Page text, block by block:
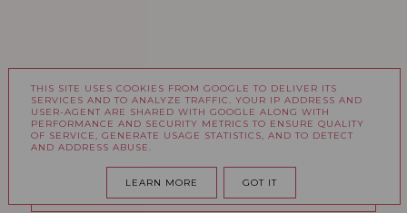
ARCHIWUM
THIS SITE USES COOKIES FROM GOOGLE TO DELIVER ITS
SERVICES AND TO ANALYZE TRAFFIC. YOUR IP ADDRESS AND
USER-AGENT ARE SHARED WITH GOOGLE ALONG WITH
PERFORMANCE AND SECURITY METRICS TO ENSURE QUALITY
OF SERVICE, GENERATE USAGE STATISTICS, AND TO DETECT
AND ADDRESS ABUSE.
LEARN MORE GOT IT